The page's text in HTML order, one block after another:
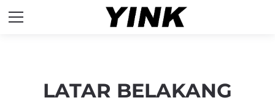
LATAR BELAKANG